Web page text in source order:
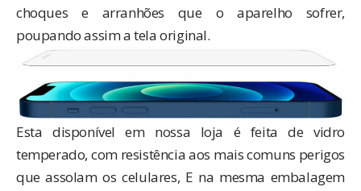
choques e arranhões que o aparelho sofrer,
poupando assim a tela original.
Esta disponível em nossa loja é feita de vidro
temperado, com resistência aos mais comuns perigos
que assolam os celulares, E na mesma embalagem